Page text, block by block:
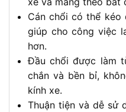
Cán chổi có thể
giúp cho công việc
hơn.
Đầu chổi được làm
chắn và bền bỉ,
kính xe.
Thuận tiện và dễ sử